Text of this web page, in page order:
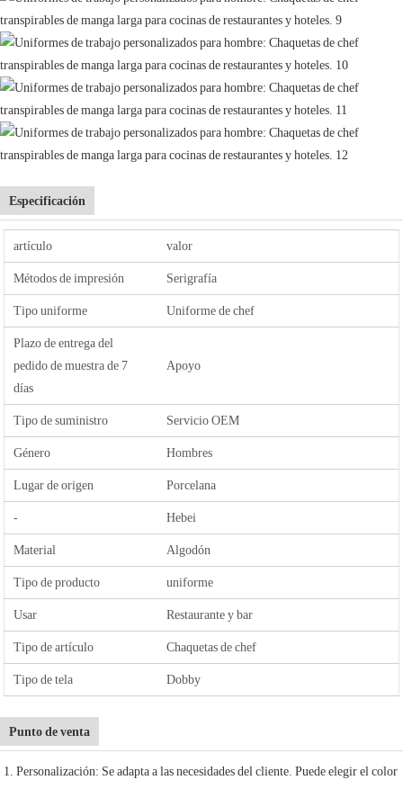
Especificación
artículo valor
Métodos de impresión Serigrafía
Tipo uniforme Uniforme de chef
Plazo de entrega del
pedido de muestra de 7
días
Apoyo
Tipo de suministro Servicio OEM
Género Hombres
Lugar de origen Porcelana
- Hebei
Material Algodón
Tipo de producto uniforme
Usar Restaurante y bar
Tipo de artículo Chaquetas de chef
Tipo de tela Dobby
Punto de venta
1. Personalización: Se adapta a las necesidades del cliente. Puede elegir el color